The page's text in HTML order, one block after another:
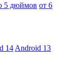
5 дюймов от 6
14 Android 13